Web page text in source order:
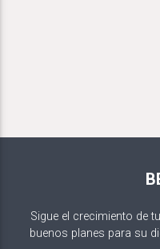
Sigue el crecimiento de
buenos planes para su